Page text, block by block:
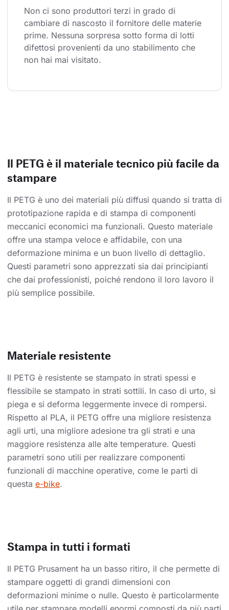
Non ci sono produttori terzi in grado di
cambiare di nascosto il fornitore delle materie
prime. Nessuna sorpresa sotto forma di lotti
difettosi provenienti da uno stabilimento che
non hai mai visitato.
Il PETG è il materiale tecnico più facile da
stampare
Il PETG è uno dei materiali più diffusi quando si tratta di
prototipazione rapida e di stampa di componenti
meccanici economici ma funzionali. Questo materiale
offre una stampa veloce e affidabile, con una
deformazione minima e un buon livello di dettaglio.
Questi parametri sono apprezzati sia dai principianti
che dai professionisti, poiché rendono il loro lavoro il
più semplice possibile.
Materiale resistente
Il PETG è resistente se stampato in strati spessi e
flessibile se stampato in strati sottili. In caso di urto, si
piega e si deforma leggermente invece di rompersi.
Rispetto al PLA, il PETG offre una migliore resistenza
agli urti, una migliore adesione tra gli strati e una
maggiore resistenza alle alte temperature. Questi
parametri sono utili per realizzare componenti
funzionali di macchine operative, come le parti di
questa e-bike.
Stampa in tutti i formati
Il PETG Prusament ha un basso ritiro, il che permette di
stampare oggetti di grandi dimensioni con
deformazioni minime o nulle. Questo è particolarmente